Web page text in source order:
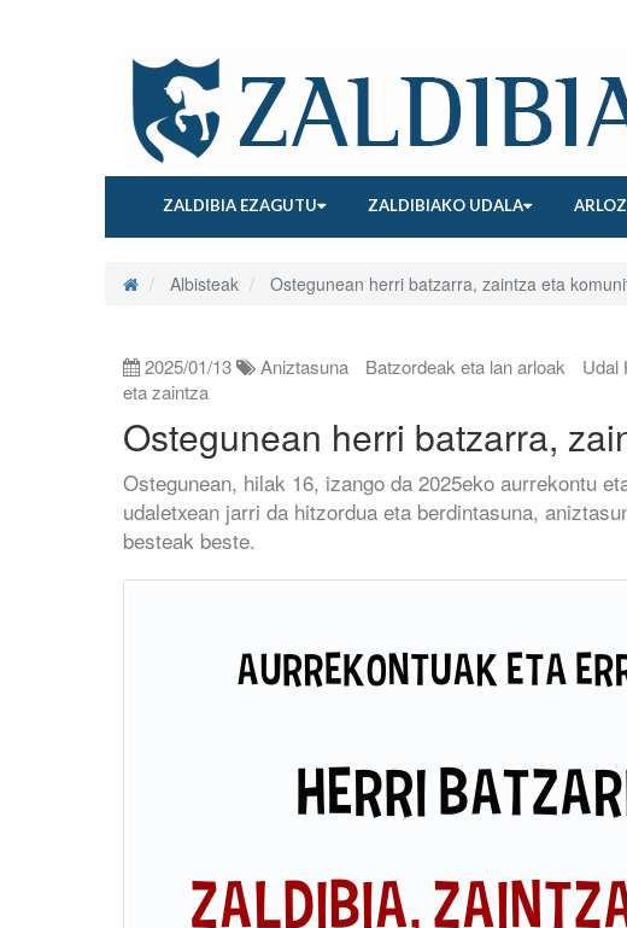
ZALDIBIA EZAGUTU ZALDIBIAKO UDALA
Albisteak Ostegunean herri batzarra, zaintza eta
2025/01/13 Aniztasuna Batzordeak eta lan arloak Udal
eta zaintza
Ostegunean herri batzarra,
Ostegunean, hilak 16, izango da 2025eko aurrekontu
udaletxean jarri da hitzordua eta berdintasuna,
besteak beste.